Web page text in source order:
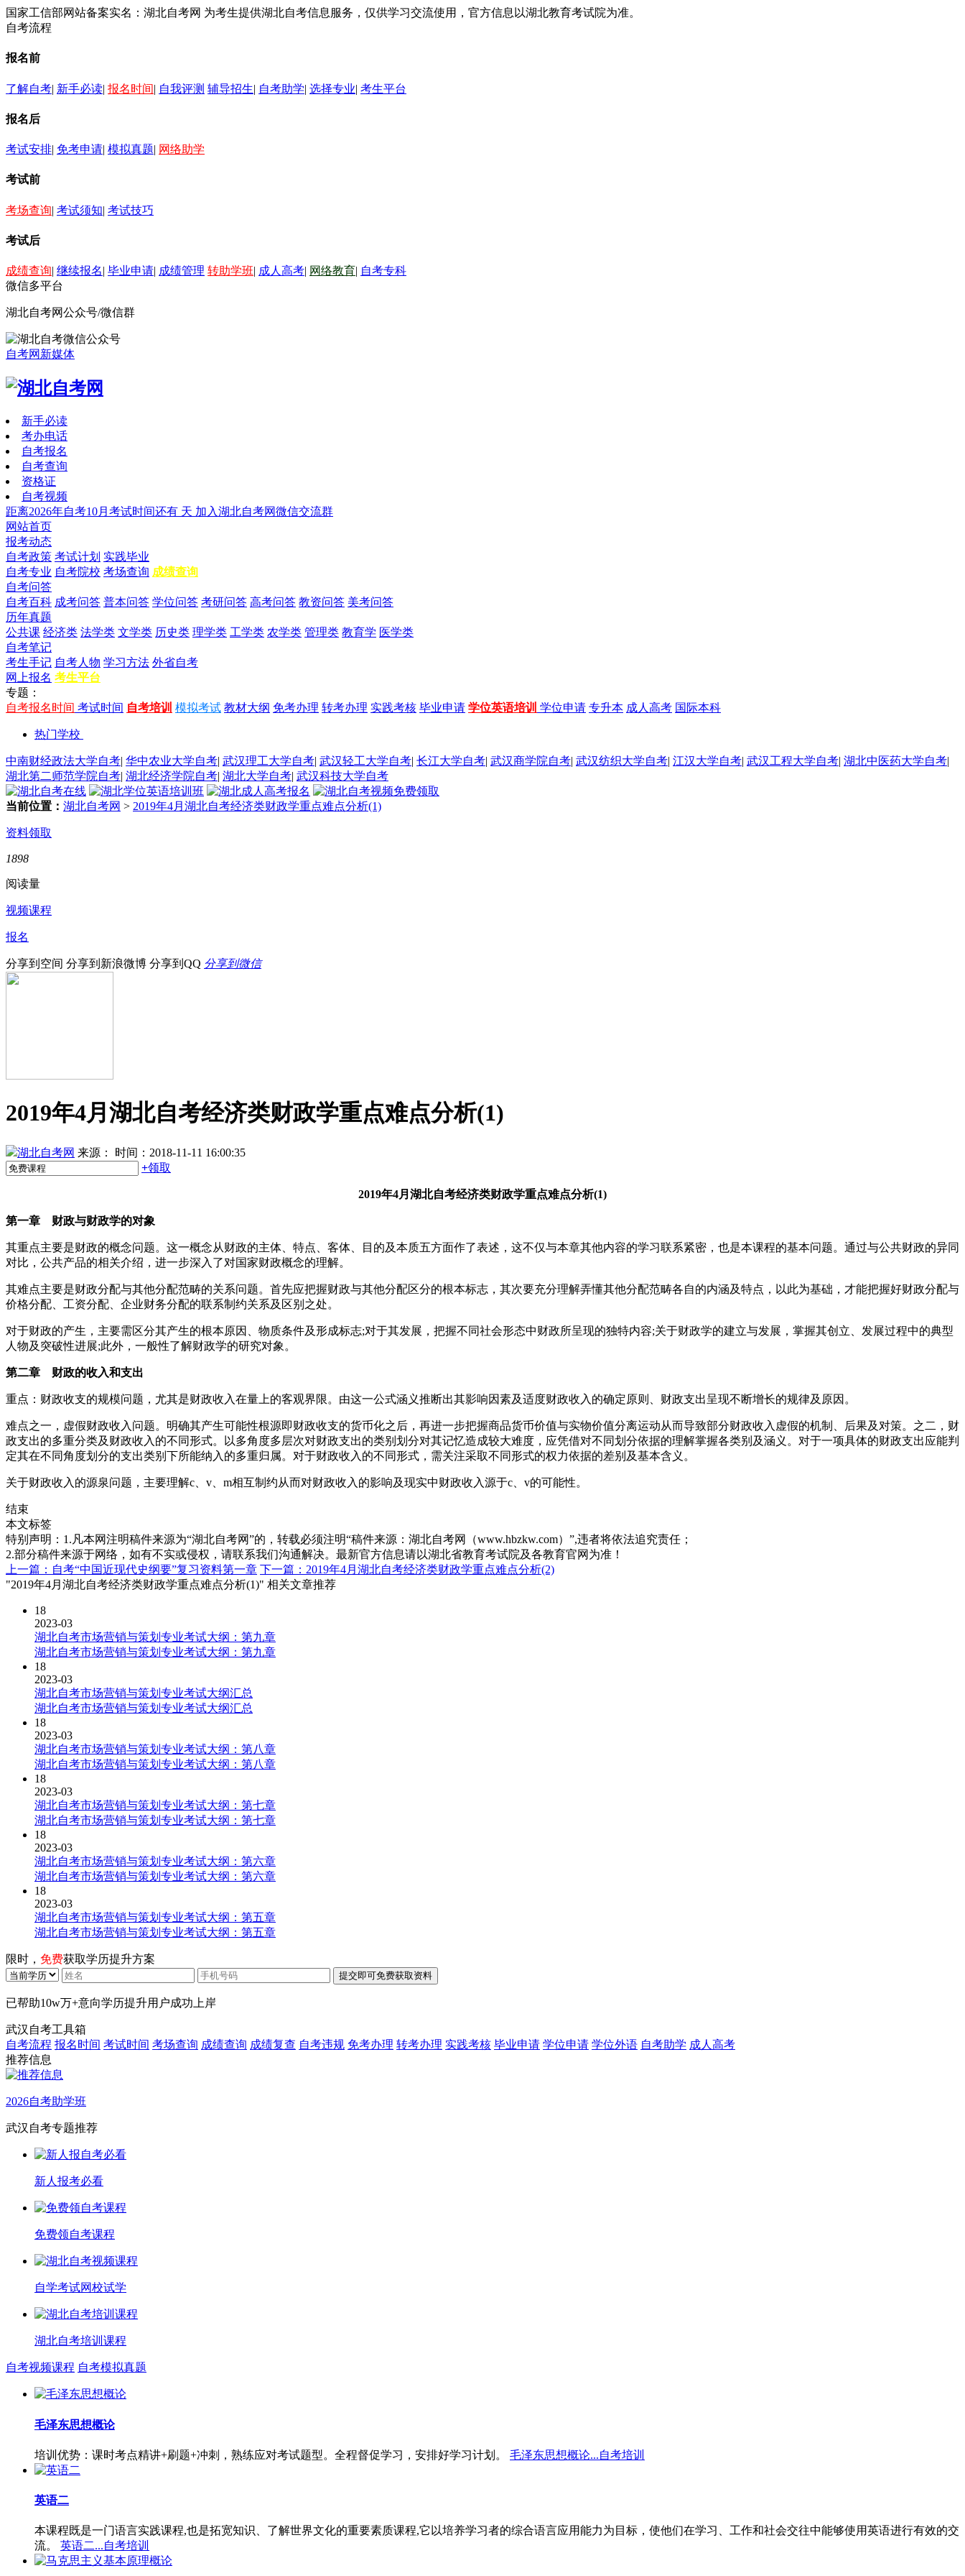
国家工信部网站备案实名：湖北自考网 为考生提供湖北自考信息服务，仅供学习交流使用，官方信息以湖北教育考试院为准。
自考流程
报名前
了解自考| 新手必读| 报名时间| 自我评测 辅导招生| 自考助学| 选择专业| 考生平台
报名后
考试安排| 免考申请| 模拟真题| 网络助学
考试前
考场查询| 考试须知| 考试技巧
考试后
成绩查询| 继续报名| 毕业申请| 成绩管理 转助学班| 成人高考| 网络教育| 自考专科
微信多平台
湖北自考网公众号/微信群
自考网新媒体
新手必读
考办电话
自考报名
自考查询
资格证
自考视频
距离2026年自考10月考试时间还有 天 加入湖北自考网微信交流群
网站首页
报考动态
自考政策 考试计划 实践毕业
自考专业 自考院校 考场查询 成绩查询
自考问答
自考百科 成考问答 普本问答 学位问答 考研问答 高考问答 教资问答 美考问答
历年真题
公共课 经济类 法学类 文学类 历史类 理学类 工学类 农学类 管理类 教育学 医学类
自考笔记
考生手记 自考人物 学习方法 外省自考
网上报名 考生平台
专题：
自考报名时间 考试时间 自考培训 模拟考试 教材大纲 免考办理 转考办理 实践考核 毕业申请 学位英语培训 学位申请 专升本 成人高考 国际本科
热门学校
中南财经政法大学自考| 华中农业大学自考| 武汉理工大学自考| 武汉轻工大学自考| 长江大学自考| 武汉商学院自考| 武汉纺织大学自考| 江汉大学自考| 武汉工程大学自考| 湖北中医药大学自考|
湖北第二师范学院自考| 湖北经济学院自考| 湖北大学自考| 武汉科技大学自考
当前位置： 湖北自考网 > 2019年4月湖北自考经济类财政学重点难点分析(1)
资料领取
1898
阅读量
视频课程
报名
分享到空间 分享到新浪微博 分享到QQ 分享到微信
2019年4月湖北自考经济类财政学重点难点分析(1)
湖北自考网 来源：
时间：2018-11-11 16:00:35
+领取
2019年4月湖北自考经济类财政学重点难点分析(1)
第一章 财政与财政学的对象
其重点主要是财政的概念问题。这一概念从财政的主体、特点、客体、目的及本质五方面作了表述，这不仅与本章其他内容的学习联系紧密，也是本课程的基本问题。通过与公共财政的异同
对比，公共产品的相关介绍，进一步深入了对国家财政概念的理解。
其难点主要是财政分配与其他分配范畴的关系问题。首先应把握财政与其他分配区分的根本标志，其次要充分理解弄懂其他分配范畴各自的内涵及特点，以此为基础，才能把握好财政分配与
价格分配、工资分配、企业财务分配的联系制约关系及区别之处。
对于财政的产生，主要需区分其产生的根本原因、物质条件及形成标志;对于其发展，把握不同社会形态中财政所呈现的独特内容;关于财政学的建立与发展，掌握其创立、发展过程中的典型
人物及突破性进展;此外，一般性了解财政学的研究对象。
第二章 财政的收入和支出
重点：财政收支的规模问题，尤其是财政收入在量上的客观界限。由这一公式涵义推断出其影响因素及适度财政收入的确定原则、财政支出呈现不断增长的规律及原因。
难点之一，虚假财政收入问题。明确其产生可能性根源即财政收支的货币化之后，再进一步把握商品货币价值与实物价值分离运动从而导致部分财政收入虚假的机制、后果及对策。之二，财
政支出的多重分类及财政收入的不同形式。以多角度多层次对财政支出的类别划分对其记忆造成较大难度，应凭借对不同划分依据的理解掌握各类别及涵义。对于一项具体的财政支出应能判
定其在不同角度划分的支出类别下所能纳入的多重归属。对于财政收入的不同形式，需关注采取不同形式的权力依据的差别及基本含义。
关于财政收入的源泉问题，主要理解c、v、m相互制约从而对财政收入的影响及现实中财政收入源于c、v的可能性。
结束
本文标签
特别声明：1.凡本网注明稿件来源为“湖北自考网”的，转载必须注明“稿件来源：湖北自考网（www.hbzkw.com）”,违者将依法追究责任；
2.部分稿件来源于网络，如有不实或侵权，请联系我们沟通解决。最新官方信息请以湖北省教育考试院及各教育官网为准！
上一篇：自考“中国近现代史纲要”复习资料第一章 下一篇：2019年4月湖北自考经济类财政学重点难点分析(2)
"2019年4月湖北自考经济类财政学重点难点分析(1)" 相关文章推荐
18
2023-03
湖北自考市场营销与策划专业考试大纲：第九章
湖北自考市场营销与策划专业考试大纲：第九章
18
2023-03
湖北自考市场营销与策划专业考试大纲汇总
湖北自考市场营销与策划专业考试大纲汇总
18
2023-03
湖北自考市场营销与策划专业考试大纲：第八章
湖北自考市场营销与策划专业考试大纲：第八章
18
2023-03
湖北自考市场营销与策划专业考试大纲：第七章
湖北自考市场营销与策划专业考试大纲：第七章
18
2023-03
湖北自考市场营销与策划专业考试大纲：第六章
湖北自考市场营销与策划专业考试大纲：第六章
18
2023-03
湖北自考市场营销与策划专业考试大纲：第五章
湖北自考市场营销与策划专业考试大纲：第五章
限时， 免费获取学历提升方案
已帮助10w万+意向学历提升用户成功上岸
武汉自考工具箱
自考流程 报名时间 考试时间 考场查询 成绩查询 成绩复查 自考违规 免考办理 转考办理 实践考核 毕业申请 学位申请 学位外语 自考助学 成人高考
推荐信息
2026自考助学班
武汉自考专题推荐
新人报考必看
免费领自考课程
自学考试网校试学
湖北自考培训课程
自考视频课程 自考模拟真题
毛泽东思想概论
培训优势：课时考点精讲+刷题+冲刺，熟练应对考试题型。全程督促学习，安排好学习计划。 毛泽东思想概论...自考培训
英语二
本课程既是一门语言实践课程,也是拓宽知识、了解世界文化的重要素质课程,它以培养学习者的综合语言应用能力为目标，使他们在学习、工作和社会交往中能够使用英语进行有效的交
流。
英语二...自考培训